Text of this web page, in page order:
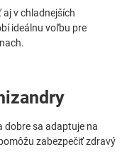
aj v chladnejších
ideálnu voľbu pre
dobre sa adaptuje na
zabezpečiť zdravý